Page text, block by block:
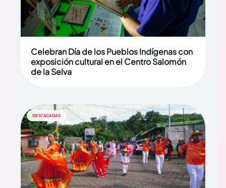
Celebran Día de los Pueblos Indígenas con
exposición cultural en el Centro Salomón
de la Selva
DESTACADAS